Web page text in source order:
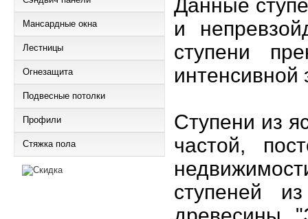
Мансардные окна
Лестницы
Огнезащита
Подвесные потолки
Профили
Стяжка пола
Данные
и
ступени
интенсивной
Ступени из
частой,
ступеней